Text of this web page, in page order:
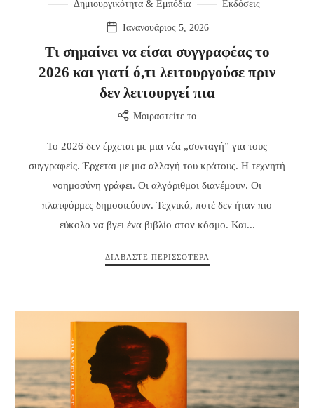
Δημιουργικότητα & Εμπόδια Εκδόσεις
Ιανανουάριος 5, 2026
Τι σημαίνει να είσαι συγγραφέας το
2026 και γιατί ό,τι λειτουργούσε πριν
δεν λειτουργεί πια
Μοιραστείτε το
Το 2026 δεν έρχεται με μια νέα „συνταγή” για τους
συγγραφείς. Έρχεται με μια αλλαγή του κράτους. Η τεχνητή
νοημοσύνη γράφει. Οι αλγόριθμοι διανέμουν. Οι
πλατφόρμες δημοσιεύουν. Τεχνικά, ποτέ δεν ήταν πιο
εύκολο να βγει ένα βιβλίο στον κόσμο. Και...
ΔΙΑΒΆΣΤΕ ΠΕΡΙΣΣΌΤΕΡΑ